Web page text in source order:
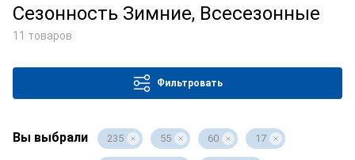
Сезонность Зимние, Всесезонные
11 товаров
Фильтровать
Вы выбрали 235 55 60 17